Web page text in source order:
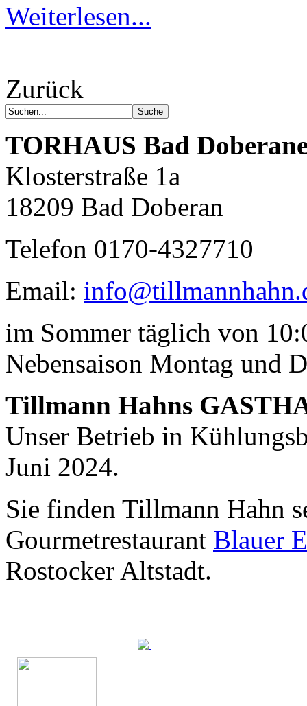
Weiterlesen...
Zurück
TORHAUS Bad
Klosterstraße 1a
18209 Bad Doberan
Telefon 0170-4327710
Email:
im Sommer täglich von
Nebensaison Montag und
Tillmann Hahns
Unser Betrieb in
Juni 2024.
Sie finden Tillmann Hahn
Gourmetrestaurant Blauer
Rostocker Altstadt.